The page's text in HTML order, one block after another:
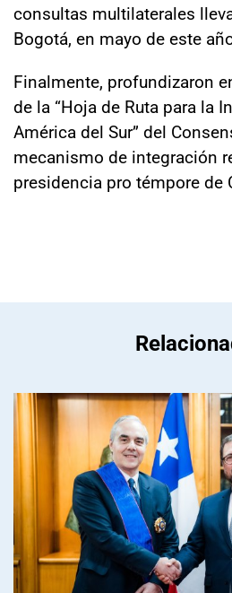
consultas multilaterales
Bogotá, en mayo de este
Finalmente, profundizaron
de la “Hoja de Ruta para la
América del Sur” del
mecanismo de integración
presidencia pro témpore de